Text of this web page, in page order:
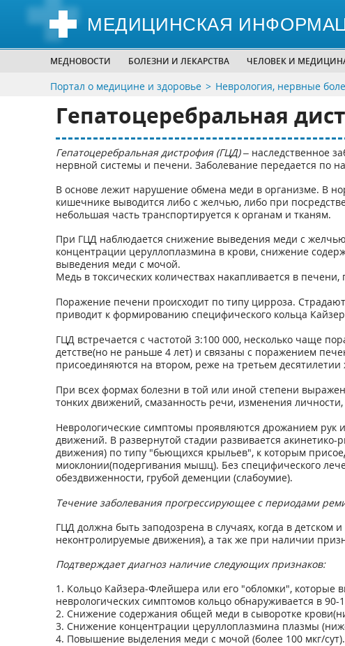
МЕДИЦИНСКАЯ
МЕДНОВОСТИ БОЛЕЗНИ И ЛЕКАРСТВА ЧЕЛОВЕК И
Портал о медицине и здоровье Неврология, нервные
Гепатоцеребральная
Гепатоцеребральная дистрофия (ГЦД)– наследственное
нервной системы и печени. Заболевание передается по
В основе лежит нарушение обмена меди в организме. В
кишечнике выводится либо с желчью, либо при
небольшая часть транспортируется к органам и тканям.
При ГЦД наблюдается снижение выведения меди с
концентрации церуллоплазмина в крови, снижение
выведения меди с мочой.
Медь в токсических количествах накапливается в печени,
Поражение печени происходит по типу цирроза.
приводит к формированию специфического кольца
ГЦД встречается с частотой 3:100 000, несколько чаще
детстве(но не раньше 4 лет) и связаны с поражением
присоединяются на втором, реже на третьем десятилетии
При всех формах болезни в той или иной степени
тонких движений, смазанность речи, изменения
Неврологические симптомы проявляются дрожанием рук
движений. В развернутой стадии развивается
движения) по типу "бьющихся крыльев", к которым
миоклонии(подергивания мышц). Без специфического
обездвиженности, грубой деменции (слабоумие).
Течение заболевания прогрессирующее с периодами
ГЦД должна быть заподозрена в случаях, когда в
неконтролируемые движения), а так же при наличии
Подтверждает диагноз наличие следующих признаков:
1. Кольцо Кайзера-Флейшера или его "обломки",
неврологических симптомов кольцо обнаруживается в 90-
2. Снижение содержания общей меди в сыворотке
3. Снижение концентрации церуллоплазмина плазмы
4. Повышение выделения меди с мочой (более 100 мкг/